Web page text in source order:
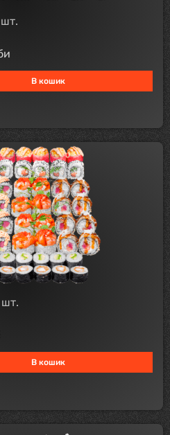
В кошик
В кошик